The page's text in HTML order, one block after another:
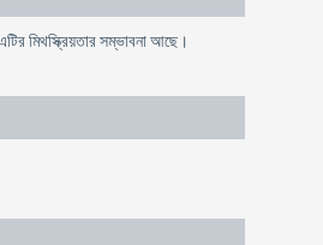
মিথস্ক্রিয়তার সম্ভাবনা আছে।